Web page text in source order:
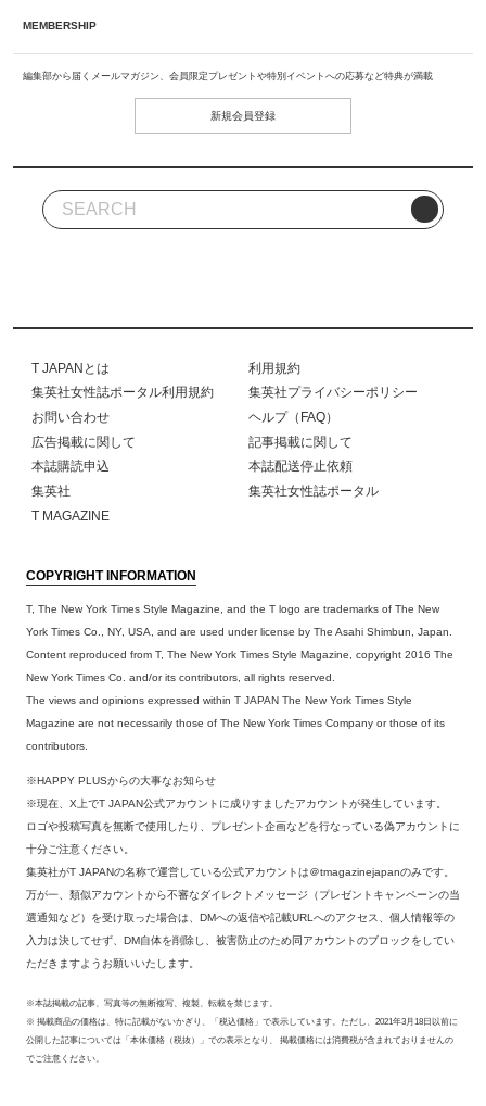
MEMBERSHIP
編集部から届くメールマガジン、会員限定プレゼントや特別イベントへの応募など特典が満載
新規会員登録
T JAPANとは
利用規約
集英社女性誌ポータル利用規約
集英社プライバシーポリシー
お問い合わせ
ヘルプ（FAQ）
広告掲載に関して
記事掲載に関して
本誌購読申込
本誌配送停止依頼
集英社
集英社女性誌ポータル
T MAGAZINE
COPYRIGHT INFORMATION
T, The New York Times Style Magazine, and the T logo are trademarks of The New
York Times Co., NY, USA, and are used under license by The Asahi Shimbun, Japan.
Content reproduced from T, The New York Times Style Magazine, copyright 2016 The
New York Times Co. and/or its contributors, all rights reserved.
The views and opinions expressed within T JAPAN The New York Times Style
Magazine are not necessarily those of The New York Times Company or those of its
contributors.
※HAPPY PLUSからの大事なお知らせ
※現在、X上でT JAPAN公式アカウントに成りすましたアカウントが発生しています。
ロゴや投稿写真を無断で使用したり、プレゼント企画などを行なっている偽アカウントに
十分ご注意ください。
集英社がT JAPANの名称で運営している公式アカウントは＠tmagazinejapanのみです。
万が一、類似アカウントから不審なダイレクトメッセージ（プレゼントキャンペーンの当
選通知など）を受け取った場合は、DMへの返信や記載URLへのアクセス、個人情報等の
入力は決してせず、DM自体を削除し、被害防止のため同アカウントのブロックをしてい
ただきますようお願いいたします。
※本誌掲載の記事、写真等の無断複写、複製、転載を禁じます。
※ 掲載商品の価格は、特に記載がないかぎり、「税込価格」で表示しています。ただし、2021年3月18日以前に
公開した記事については「本体価格（税抜）」での表示となり、 掲載価格には消費税が含まれておりませんの
でご注意ください。